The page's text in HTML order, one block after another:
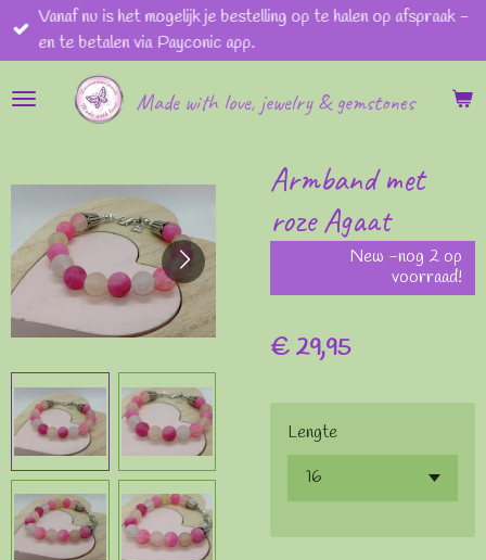
Ga
direct
de
hoofdinhoud
Made with love, jewelry & gemstones
Vanaf nu is het mogelijk je bestelling op te halen op afspraak -
en te betalen via Payconic app.
Armband met
roze Agaat
New -nog 2 op
voorraad!
€ 29,95
Lengte